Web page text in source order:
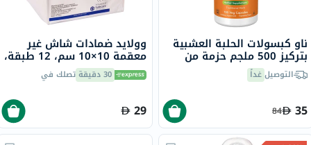
ناو كبسولات الحلبة العشبية
بتركيز 500 ملجم حزمة من
100التوصيلغداً
35
84
وولايد ضمادات شاش غير
معقمة 10×10 سم، 12 طبقة،
حزمة من 100
30 دقيقة تصلك في
29